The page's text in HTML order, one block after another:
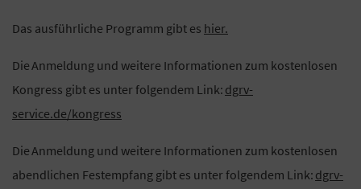
Das ausführliche Programm gibt es hier.
Die Anmeldung und weitere Informationen zum kostenlosen
Kongress gibt es unter folgendem Link: dgrv-
service.de/kongress
Die Anmeldung und weitere Informationen zum kostenlosen
abendlichen Festempfang gibt es unter folgendem Link: dgrv-